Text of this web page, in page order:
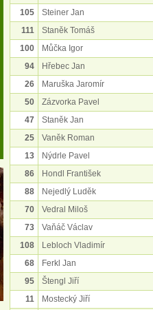
105
Steiner Jan
111
Staněk Tomáš
100
Můčka Igor
94
Hřebec Jan
26
Maruška Jaromír
50
Zázvorka Pavel
47
Staněk Jan
25
Vaněk Roman
13
Nýdrle Pavel
86
Hondl František
88
Nejedlý Luděk
70
Vedral Miloš
73
Vaňáč Václav
108
Lebloch Vladimír
68
Ferkl Jan
95
Štengl Jiří
11
Mostecký Jiří